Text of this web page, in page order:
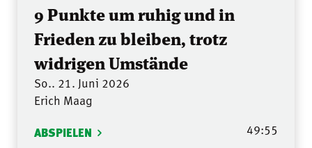
9 Punkte um ruhig und in
Frieden zu bleiben, trotz
widrigen Umstände
So.. 21. Juni 2026
Erich Maag
ABSPIELEN 49:55